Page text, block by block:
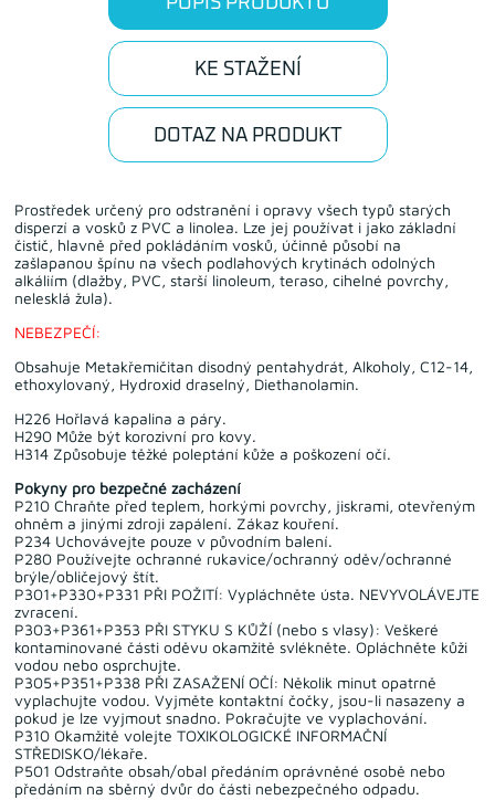
KE STAŽENÍ
DOTAZ NA PRODUKT
Prostředek určený pro odstranění i opravy všech typů starých
disperzí a vosků z PVC a linolea. Lze jej používat i jako základní
čistič, hlavně před pokládáním vosků, účinně působí na
zašlapanou špínu na všech podlahových krytinách odolných
alkáliím (dlažby, PVC, starší linoleum, teraso, cihelné povrchy,
nelesklá žula).
NEBEZPEČÍ:
Obsahuje Metakřemičitan disodný pentahydrát, Alkoholy, C12-14,
ethoxylovaný, Hydroxid draselný, Diethanolamin.
H226 Hořlavá kapalina a páry.
H290 Může být korozivní pro kovy.
H314 Způsobuje těžké poleptání kůže a poškození očí.
Pokyny pro bezpečné zacházení
P210 Chraňte před teplem, horkými povrchy, jiskrami, otevřeným
ohněm a jinými zdroji zapálení. Zákaz kouření.
P234 Uchovávejte pouze v původním balení.
P280 Používejte ochranné rukavice/ochranný oděv/ochranné
brýle/obličejový štít.
P301+P330+P331 PŘI POŽITÍ: Vypláchněte ústa. NEVYVOLÁVEJTE
zvracení.
P303+P361+P353 PŘI STYKU S KŮŽÍ (nebo s vlasy): Veškeré
kontaminované části oděvu okamžitě svlékněte. Opláchněte kůži
vodou nebo osprchujte.
P305+P351+P338 PŘI ZASAŽENÍ OČÍ: Několik minut opatrně
vyplachujte vodou. Vyjměte kontaktní čočky, jsou-li nasazeny a
pokud je lze vyjmout snadno. Pokračujte ve vyplachování.
P310 Okamžitě volejte TOXIKOLOGICKÉ INFORMAČNÍ
STŘEDISKO/lékaře.
P501 Odstraňte obsah/obal předáním oprávněné osobě nebo
předáním na sběrný dvůr do části nebezpečného odpadu.